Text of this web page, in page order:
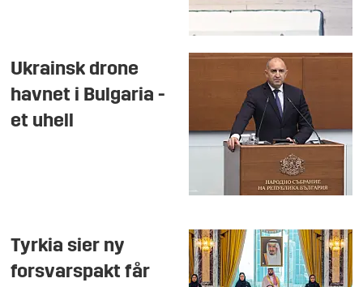
Ukrainsk drone
havnet i Bulgaria -
et uhell
Tyrkia sier ny
forsvarspakt får